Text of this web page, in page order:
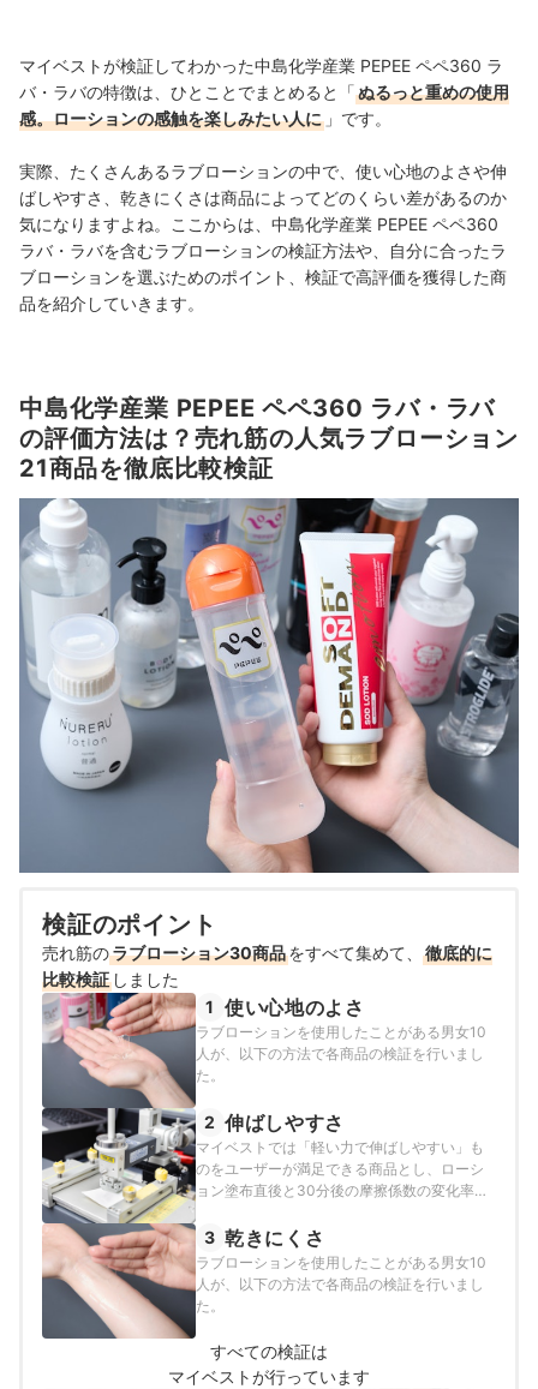
マイベストが検証してわかった中島化学産業 PEPEE ペペ360 ラ
バ・ラバの特徴は、ひとことでまとめると「ぬるっと重めの使用
感。ローションの感触を楽しみたい人に 」です。
実際、たくさんあるラブローションの中で、使い心地のよさや伸
ばしやすさ、乾きにくさは商品によってどのくらい差があるのか
気になりますよね。ここからは、中島化学産業 PEPEE ペペ360
ラバ・ラバを含むラブローションの検証方法や、自分に合ったラ
ブローションを選ぶためのポイント、検証で高評価を獲得した商
品を紹介していきます。
中島化学産業 PEPEE ペペ360 ラバ・ラバ
の評価方法は？売れ筋の人気ラブローション
21商品を徹底比較検証
検証のポイント
売れ筋のラブローション30商品をすべて集めて、
徹底的に
比較検証 しました
1 使い心地のよさ
ラブローションを使用したことがある男女10
人が、以下の方法で各商品の検証を行いまし
た。
2 伸ばしやすさ
マイベストでは「軽い力で伸ばしやすい」も
のをユーザーが満足できる商品とし、ローシ
ョン塗布直後と30分後の摩擦係数の変化率が
法で検証を行いました。
3 乾きにくさ
ラブローションを使用したことがある男女10
人が、以下の方法で各商品の検証を行いまし
た。
すべての検証は
マイベストが行っています